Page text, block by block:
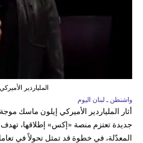
الملياردير
واشنطن ـ لبنان اليوم
أثار الملياردير الأميركي إيلون ماسك
جديدة تعتزم منصة «إكس» إطلاقها،
المعدّلة، في خطوة قد تمثل تحولاً في